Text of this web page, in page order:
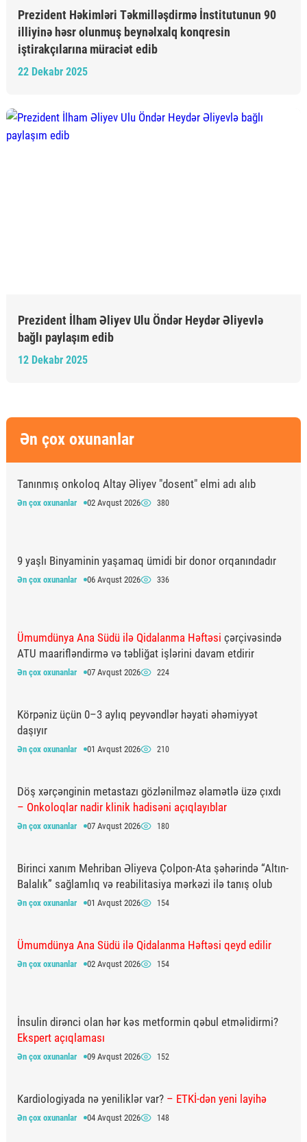
Prezident Həkimləri Təkmilləşdirmə İnstitutunun 90
illiyinə həsr olunmuş beynəlxalq konqresin
iştirakçılarına müraciət edib
22 Dekabr 2025
Prezident İlham Əliyev Ulu Öndər Heydər Əliyevlə
12 Dekabr 2025
Ən çox oxunanlar
Tanınmış onkoloq Altay Əliyev "dosent" elmi adı alıb
Ən çox oxunanlar 02 Avqust 2026 380
9 yaşlı Binyaminin yaşamaq ümidi bir donor orqanındadır
Ən çox oxunanlar 06 Avqust 2026 336
Ümumdünya Ana Südü ilə Qidalanma Həftəsi çərçivəsində
Ən çox oxunanlar 07 Avqust 2026 224
Körpəniz üçün 0–3 aylıq peyvəndlər həyati əhəmiyyət
daşıyır
Ən çox oxunanlar 01 Avqust 2026 210
Döş xərçənginin metastazı gözlənilməz əlamətlə üzə çıxdı
– Onkoloqlar nadir klinik hadisəni açıqlayıblar
Ən çox oxunanlar 07 Avqust 2026 180
Birinci xanım Mehriban Əliyeva Çolpon-Ata şəhərində “Altın-
Balalık” sağlamlıq və reabilitasiya mərkəzi ilə tanış olub
Ən çox oxunanlar 01 Avqust 2026 154
Ümumdünya Ana Südü ilə Qidalanma Həftəsi qeyd edilir
Ən çox oxunanlar 02 Avqust 2026 154
İnsulin dirənci olan hər kəs metformin qəbul etməlidirmi?
Ekspert açıqlaması
Ən çox oxunanlar 09 Avqust 2026 152
Kardiologiyada nə yeniliklər var? – ETKİ-dən yeni layihə
Ən çox oxunanlar 04 Avqust 2026 148